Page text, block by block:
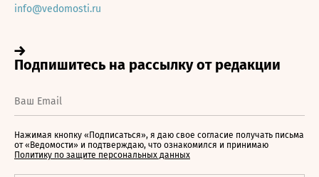
info@vedomosti.ru
Нажимая кнопку «Подписаться», я даю свое согласие получать письма
от «Ведомости» и подтверждаю, что ознакомился и принимаю
Политику по защите персональных данных